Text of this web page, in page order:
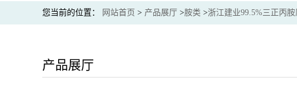
您当前的位置： 网站首页 > 产品展厅 >胺类 >浙江建业99.5%三正丙胺
产品展厅